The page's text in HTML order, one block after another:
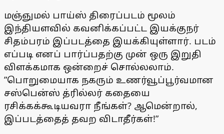
மஞ்ஞுமல் பாய்ஸ் திரைப்படம் மூலம்
இந்தியளவில் கவனிக்கப்பட்ட இயக்குநர்
சிதம்பரம் இப்படத்தை இயக்கியுள்ளார். படம்
எப்படி எனப் பார்ப்பதற்கு முன் ஒரு இறுதி
விளக்கமாக ஒன்றைச் சொல்லலாம்.
”பொறுமையாக நகரும் உணர்வூப்பூர்வமான
சஸ்பென்ஸ் த்ரில்லர் கதையை
ரசிக்கக்கூடியவரா நீங்கள்? ஆமென்றால்,
இப்படத்தைத் தவற விடாதீர்கள்!”